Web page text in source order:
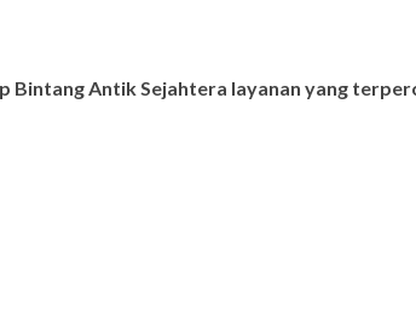
Antik Sejahtera layanan yang